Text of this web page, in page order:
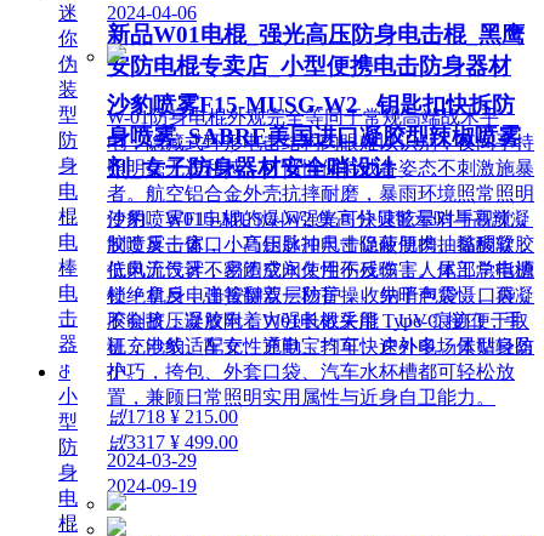
新品W01电棍_强光高压防身电击棍_黑鹰
安防电棍专卖店_小型便携电击防身器材
W-01防身电棍外观完全等同于常规高端战术手
电，隐藏式环形电击结构肉眼难以识别，夜间手持
照明毫无违和感，可悄悄保持戒备姿态不刺激施暴
者。航空铝合金外壳抗摔耐磨，暴雨环境照常照明
使用。W01电棍的爆闪强光可快速眩晕对手视觉，
制造反击窗口；高压脉冲电击促使肌肉抽搐酸软，
低电流设计不易造成永久性伤残伤害。尾部总电源
锁 + 机身电击按键双层防护，收纳于包袋、口袋
不会挤压误放电；W01电棍采用 Type-C 接口，手
机充电线、车充、充电宝均可快速补电。体型轻盈
小巧，挎包、外套口袋、汽车水杯槽都可轻松放
置，兼顾日常照明实用属性与近身自卫能力。
넶3317 ¥ 499.00
2024-09-19
2024-04-06
沙豹喷雾F15-MUSG-W2 _钥匙扣快拆防
身喷雾_SABRE美国进口凝胶型辣椒喷雾
剂_女子防身器材安全哨设计
沙豹喷雾F15-MUSG-W2 集高分贝警示哨与高辣凝
胶喷雾一体，小巧钥匙扣尺寸隐蔽便携。黏稠凝胶
抗风无气雾，密闭空间使用不反噬；人体工学指槽
杜绝拿反，弹簧翻盖一秒盲操。先哨声震慑、再凝
胶制敌，凝胶附着力强长效失能，UV 痕迹便于取
证，沙豹适配女性通勤、打车、户外多场景贴身防
护。
넶1718 ¥ 215.00
2024-03-29
迷
你
伪
装
型
防
身
电
棍
电
棒
电
击
器
ꁕ
小
型
防
身
电
棍